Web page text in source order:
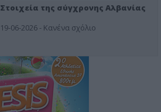
Στοιχεία της σύγχρονης Αλβανίας
19-06-2026 - Κανένα σχόλιο